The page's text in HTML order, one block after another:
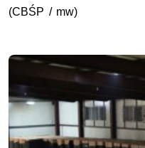
(CBŚP / mw)